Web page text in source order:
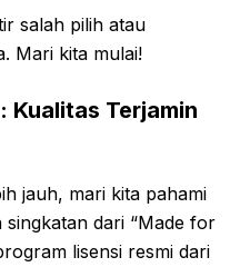
salah pilih atau
Mari kita mulai!
Kualitas Terjamin
jauh, mari kita pahami
dari “Made for
lisensi resmi dari